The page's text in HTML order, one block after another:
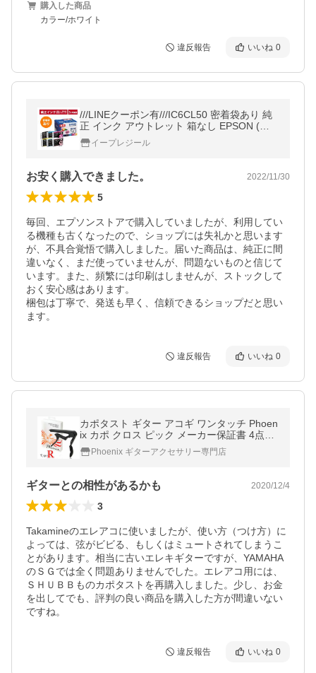
購入した商品
カラー/ホワイト
違反報告 いいね 0
///LINEクーポン有///IC6CL50 密着袋あり 純
正 インク アウトレット 箱なし EPSON (エ
プソン) 6色セット (3ヶ月間保証付)
イープレジール
お安く購入できました。 2022/11/30
5
毎回、エプソンストアで購入していましたが、利用してい
る機種も古くなったので、ショップには失礼かと思います
が、不具合覚悟で購入しました。届いた商品は、純正に間
違いなく、まだ使っていませんが、問題ないものと信じて
います。また、頻繁には印刷はしませんが、ストックして
おく安心感はあります。
梱包は丁寧で、発送も早く、信頼できるショップだと思い
ます。
違反報告 いいね 0
カポタスト ギター アコギ ワンタッチ Phoen
ix カポ クロス ピック メーカー保証書 4点セ
ット フェニックス /capo タイプ R ブラック
Phoenix ギターアクセサリー専門店
ギターとの相性があるかも 2020/12/4
3
Takamineのエレアコに使いましたが、使い方（つけ方）に
よっては、弦がビビる、もしくはミュートされてしまうこ
とがあります。相当に古いエレキギターですが、YAMAHA
のＳＧでは全く問題ありませんでした。エレアコ用には、
ＳＨＵＢＢものカポタストを再購入しました。少し、お金
を出してでも、評判の良い商品を購入した方が間違いない
ですね。
違反報告 いいね 0